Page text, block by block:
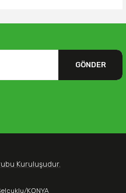
GÖNDER
Kuruluşudur.
KONYA